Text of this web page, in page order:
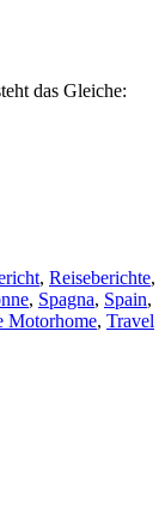
das Gleiche:
, Reiseberichte,
, Spagna, Spain,
Motorhome, Travel